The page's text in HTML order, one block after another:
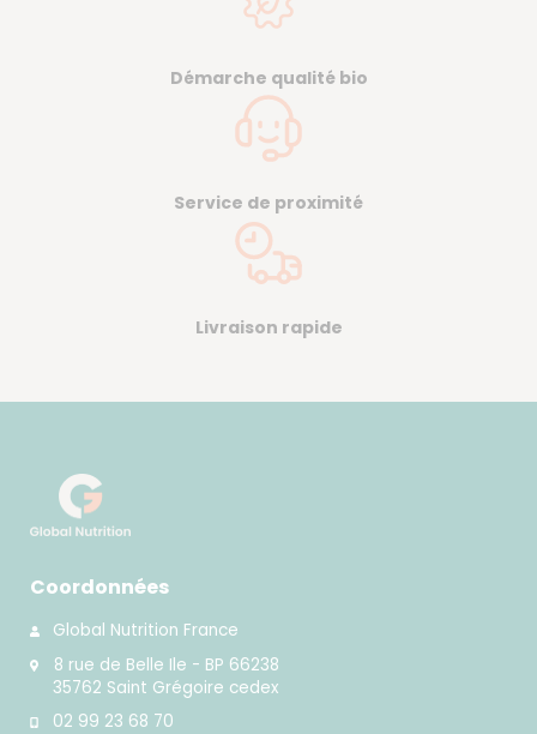
Démarche qualité bio
Service de proximité
Livraison rapide
Coordonnées
Global Nutrition France
8 rue de Belle Ile - BP 66238
35762 Saint Grégoire cedex
02 99 23 68 70